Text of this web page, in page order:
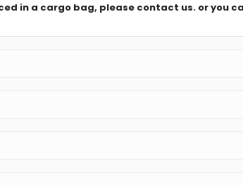
in a cargo bag, please contact us. or you